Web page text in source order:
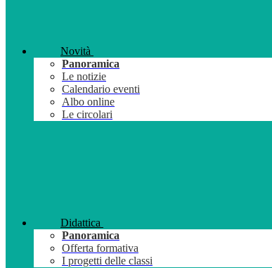
Novità
Panoramica
Le notizie
Calendario eventi
Albo online
Le circolari
Didattica
Panoramica
Offerta formativa
I progetti delle classi